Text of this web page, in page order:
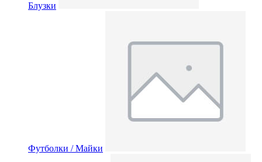
Блузки
Футболки / Майки